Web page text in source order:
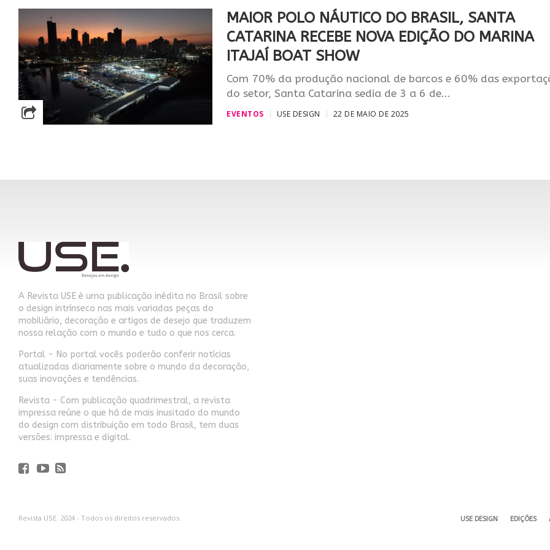
MAIOR POLO NÁUTICO DO BRASIL, SANTA
CATARINA RECEBE NOVA EDIÇÃO DO MARINA
ITAJAÍ BOAT SHOW
Com 70% da produção nacional de barcos e 60% das
do setor, Santa Catarina sedia de 3 a 6 de...
EVENTOS USE DESIGN 22 DE MAIO DE 2025
A Revista USE é uma publicação inédita no Brasil sobre
o design intrínseco nas mais variadas peças do
mobiliário, decoração e artigos de desejo que traduzem
nossa relação com o mundo e tudo o que nos cerca.
Portal - No portal vocês poderão conferir notícias
atualizadas diariamente sobre o mundo da decoração,
suas inovações e tendências.
Revista - Com publicação quadrimestral, a revista
impressa reúne o que há de mais inusitado do mundo
do design com distribuição em todo Brasil, tem duas
versões: impressa e digital.
USE DESIGN EDIÇÕES
Revista USE. 2024 - Todos os direitos reservados.